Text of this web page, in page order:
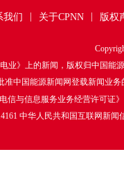
版权
关于CPNN
我们
业》上的新闻，版权归中国能
准中国能源新闻网登载新闻业
信与信息服务业务经营许可证
中华人民共和国互联网新闻